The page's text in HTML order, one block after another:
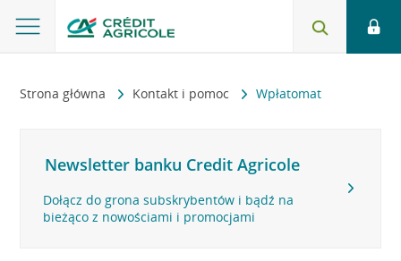
Strona główna Kontakt i pomoc Wpłatomat
Newsletter banku Credit Agricole
Dołącz do grona subskrybentów i bądź na
bieżąco z nowościami i promocjami